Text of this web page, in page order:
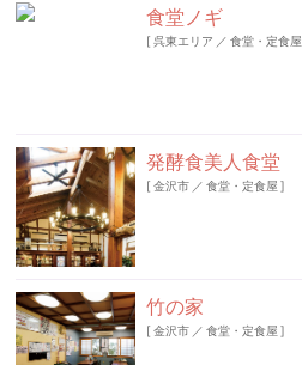
食堂ノギ
[呉東エリア ／ 食堂・定食屋
発酵食美人食堂
[金沢市 ／ 食堂・定食屋 ]
竹の家
[金沢市 ／ 食堂・定食屋 ]